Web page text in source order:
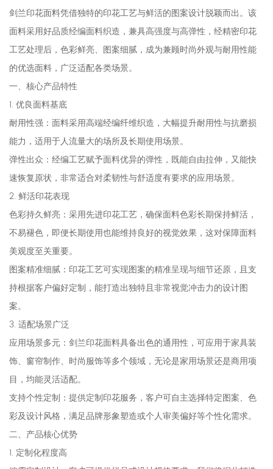
剑兰印花面料凭借独特的印花工艺与鲜活的图案设计脱颖而出。该
面料采用好品质经编面料织造，兼具高强度与高弹性，经精密印花
工艺处理后，色彩鲜亮、图案细腻，成为兼顾时尚外观与耐用性能
的优选面料，广泛适配各类场景。
一、核心产品特性
1. 优良面料基底
耐用性强：面料采用高端经编纤维织造，大幅提升耐用性与抗磨损
能力，适用于人流量大的场所及长期使用场景。
弹性出众：经编工艺赋予面料优异的弹性，既能自由拉伸，又能快
速恢复原状，非常适合对柔韧性与舒适度有要求的应用场景。
2. 鲜活印花表现
色彩持久鲜亮：采用先进印花工艺，确保面料色彩长期保持鲜活，
不易褪色，即便长期使用也能维持良好的视觉效果，这对保障面料
美观度至关重要。
图案精准细腻：印花工艺可实现图案的精准呈现与细节还原，且支
持根据客户偏好定制，能打造出独特且非常视觉冲击力的设计图
案。
3. 适配场景广泛
应用场景多元：剑兰印花面料具备出色的通用性，可应用于家具装
饰、窗帘制作、时尚服饰等多个领域，无论是家用场景还是商用项
目，均能灵活适配。
支持个性定制：提供定制印花服务，客户可自主选择特定图案、色
彩及设计风格，满足品牌形象塑造或个人审美偏好等个性化需求。
二、产品核心优势
1. 定制化程度高